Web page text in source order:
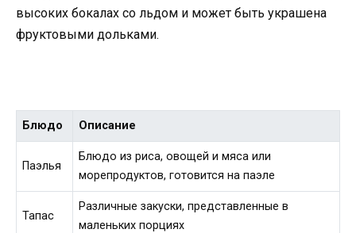
высоких бокалах со льдом и может быть украшена
фруктовыми дольками.
Блюдо Описание
Паэлья
Блюдо из риса, овощей и мяса или
морепродуктов, готовится на паэле
Тапас
Различные закуски, представленные в
маленьких порциях